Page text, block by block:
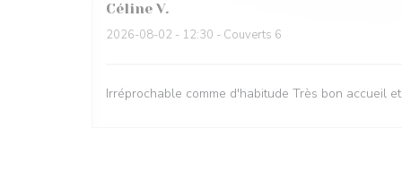
Céline V
2026-08-02 - 12:30 - Couverts 6
Irréprochable comme d'habitude Très bon accueil